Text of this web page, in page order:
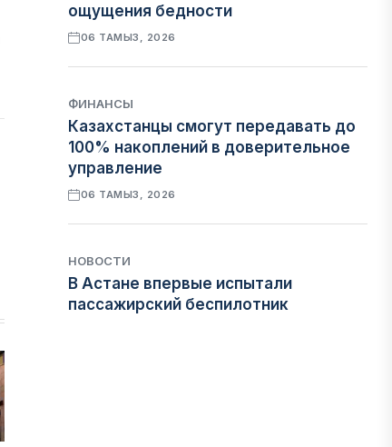
ощущения бедности
06 ТАМЫЗ, 2026
ФИНАНСЫ
Казахстанцы смогут передавать до
100% накоплений в доверительное
управление
06 ТАМЫЗ, 2026
НОВОСТИ
В Астане впервые испытали
пассажирский беспилотник